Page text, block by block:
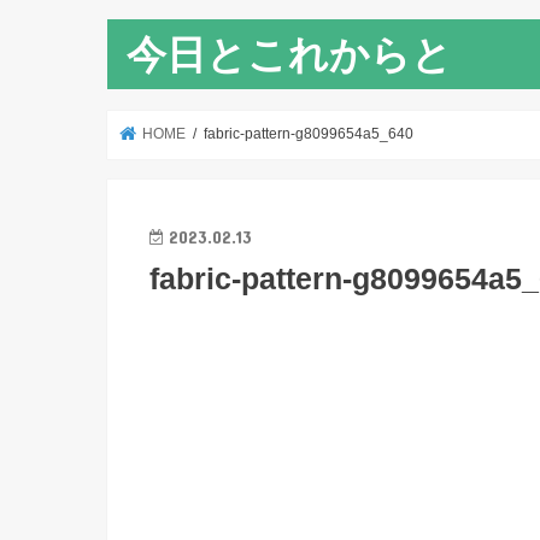
今日とこれからと
HOME fabric-pattern-g8099654a5_640
2023.02.13
fabric-pattern-